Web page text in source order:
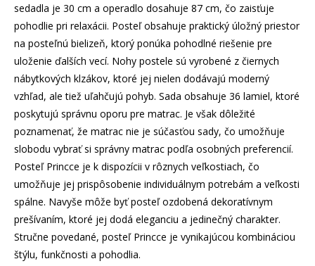
sedadla je 30 cm a operadlo dosahuje 87 cm, čo zaisťuje
pohodlie pri relaxácii. Posteľ obsahuje praktický úložný priestor
na posteľnú bielizeň, ktorý ponúka pohodlné riešenie pre
uloženie ďalších vecí. Nohy postele sú vyrobené z čiernych
nábytkových klzákov, ktoré jej nielen dodávajú moderný
vzhľad, ale tiež uľahčujú pohyb. Sada obsahuje 36 lamiel, ktoré
poskytujú správnu oporu pre matrac. Je však dôležité
poznamenať, že matrac nie je súčasťou sady, čo umožňuje
slobodu vybrať si správny matrac podľa osobných preferencií.
Posteľ Princce je k dispozícii v rôznych veľkostiach, čo
umožňuje jej prispôsobenie individuálnym potrebám a veľkosti
spálne. Navyše môže byť posteľ ozdobená dekoratívnym
prešívaním, ktoré jej dodá eleganciu a jedinečný charakter.
Stručne povedané, posteľ Princce je vynikajúcou kombináciou
štýlu, funkčnosti a pohodlia.